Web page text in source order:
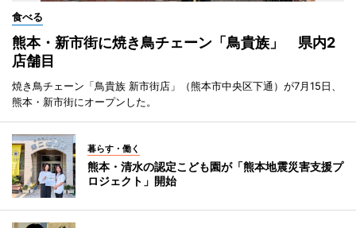
食べる
熊本・新市街に焼き鳥チェーン「鳥貴族」 県内2
店舗目
焼き鳥チェーン「鳥貴族 新市街店」（熊本市中央区下通）が7月15日、
熊本・新市街にオープンした。
暮らす・働く
熊本・清水の認定こども園が「熊本地震災害支援プ
ロジェクト」開始